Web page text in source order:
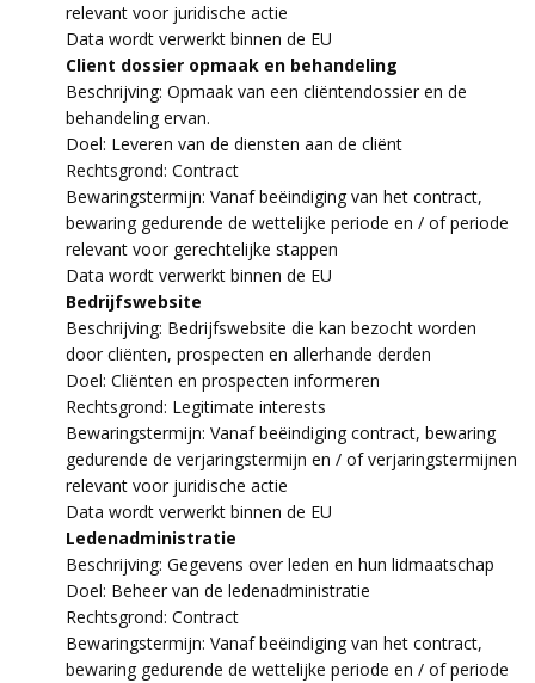
relevant voor juridische actie
Data wordt verwerkt binnen de EU
Client dossier opmaak en behandeling
Beschrijving: Opmaak van een cliëntendossier en de
behandeling ervan.
Doel: Leveren van de diensten aan de cliënt
Rechtsgrond: Contract
Bewaringstermijn: Vanaf beëindiging van het contract,
bewaring gedurende de wettelijke periode en / of periode
relevant voor gerechtelijke stappen
Data wordt verwerkt binnen de EU
Bedrijfswebsite
Beschrijving: Bedrijfswebsite die kan bezocht worden
door cliënten, prospecten en allerhande derden
Doel: Cliënten en prospecten informeren
Rechtsgrond: Legitimate interests
Bewaringstermijn: Vanaf beëindiging contract, bewaring
gedurende de verjaringstermijn en / of verjaringstermijnen
relevant voor juridische actie
Data wordt verwerkt binnen de EU
Ledenadministratie
Beschrijving: Gegevens over leden en hun lidmaatschap
Doel: Beheer van de ledenadministratie
Rechtsgrond: Contract
Bewaringstermijn: Vanaf beëindiging van het contract,
bewaring gedurende de wettelijke periode en / of periode